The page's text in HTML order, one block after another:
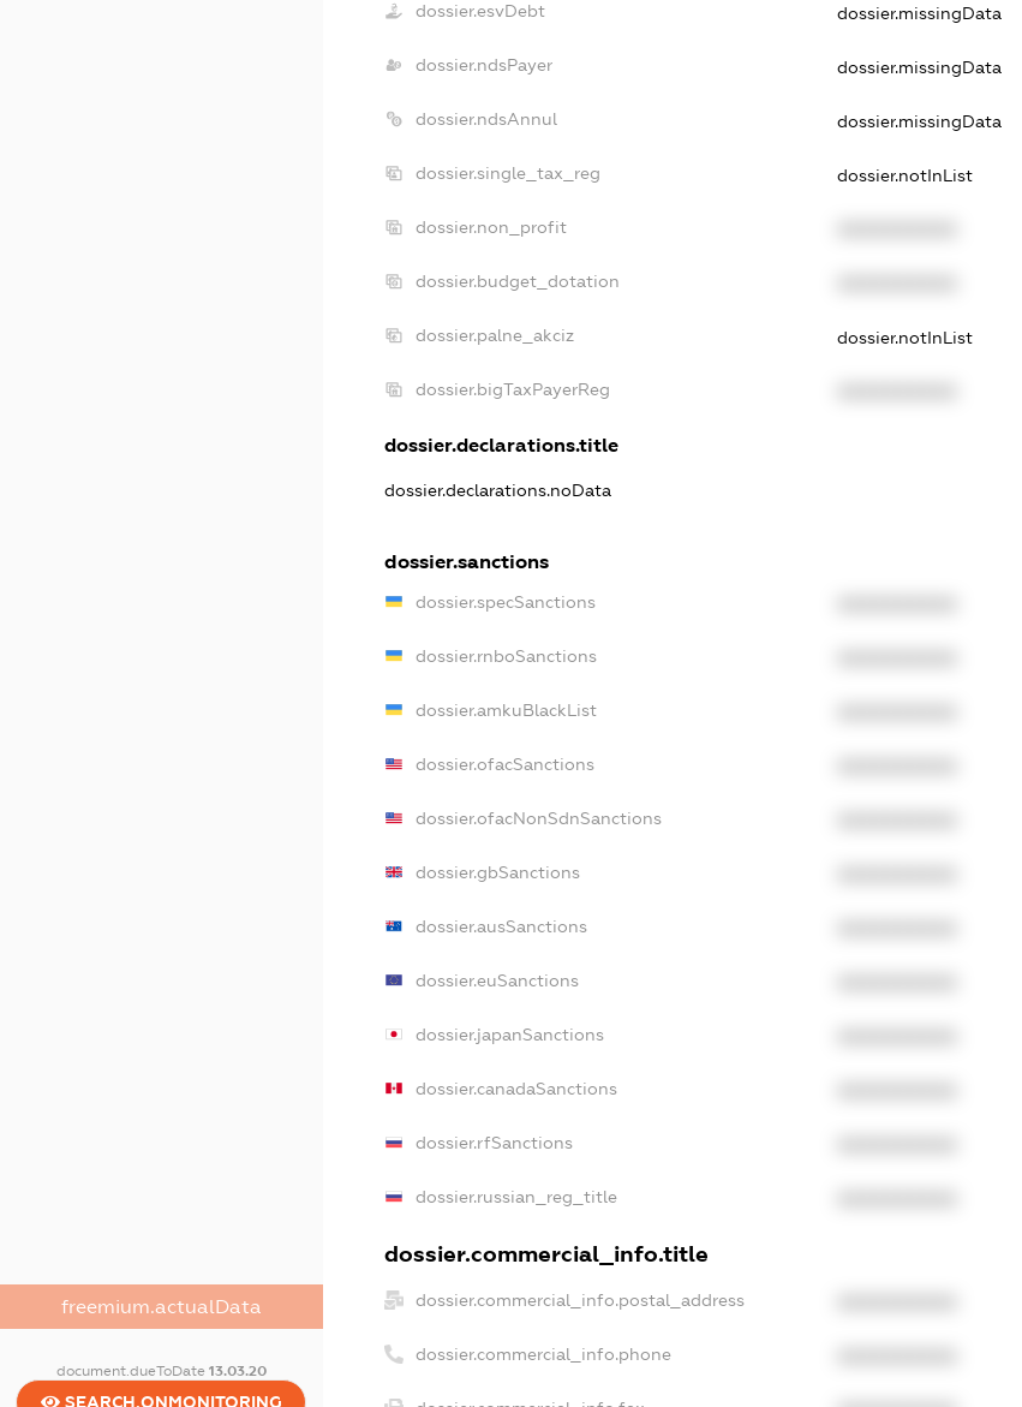
freemium.actualData
document.dueToDate 13.03.20
SEARCH.ONMONITORING
dossier.esvDebt dossier.missingData
dossier.ndsPayer dossier.missingData
dossier.ndsAnnul dossier.missingData
dossier.single_tax_reg dossier.notInList
dossier.non_profit
dossier.budget_dotation
dossier.palne_akciz dossier.notInList
dossier.bigTaxPayerReg
dossier.declarations.title
dossier.declarations.noData
dossier.sanctions
dossier.specSanctions
dossier.rnboSanctions
dossier.amkuBlackList
dossier.ofacSanctions
dossier.ofacNonSdnSanctions
dossier.gbSanctions
dossier.ausSanctions
dossier.euSanctions
dossier.japanSanctions
dossier.canadaSanctions
dossier.rfSanctions
dossier.russian_reg_title
dossier.commercial_info.title
dossier.commercial_info.postal_address
dossier.commercial_info.phone